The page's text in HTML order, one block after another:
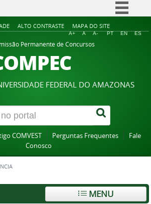
Simplifique!
Comunica BR
Acesso à informação
Legislação
Canais
ALTO CONTRASTE MAPA DO SITE
A+ A A- PT EN ES
Permanente de Concursos
FEDERAL DO AMAZONAS
COMVEST Perguntas Frequentes
Fale
Conosco
MENU